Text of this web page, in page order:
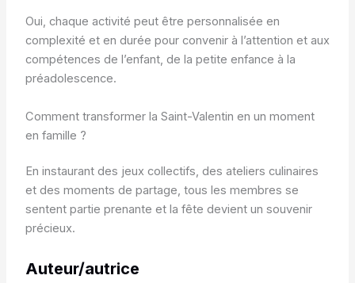
Oui, chaque activité peut être personnalisée en
complexité et en durée pour convenir à l’attention et aux
compétences de l’enfant, de la petite enfance à la
préadolescence.
Comment transformer la Saint-Valentin en un moment
en famille ?
En instaurant des jeux collectifs, des ateliers culinaires
et des moments de partage, tous les membres se
sentent partie prenante et la fête devient un souvenir
précieux.
Auteur/autrice